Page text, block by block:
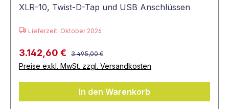
XLR-10, Twist-D-Tap und USB Anschlüssen
Lieferzeit: Oktober 2026
3.142,60 € 3.495,00 €
Preise exkl. MwSt. zzgl. Versandkosten
In den Warenkorb